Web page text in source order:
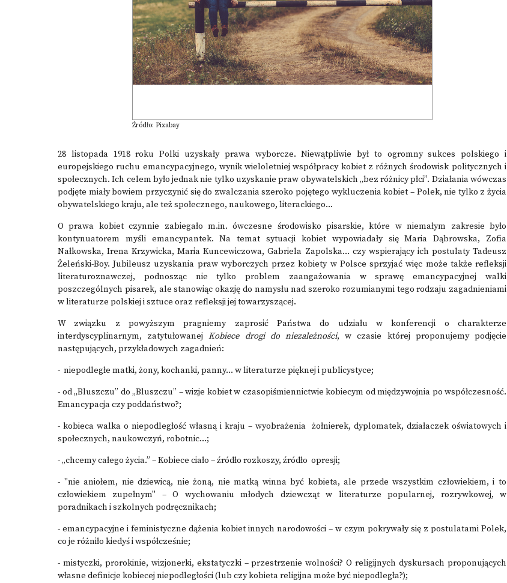
Źródło: Pixabay
28 listopada 1918 roku Polki uzyskały prawa wyborcze. Niewątpliwie był to ogromny sukces polskiego i
europejskiego ruchu emancypacyjnego, wynik wieloletniej współpracy kobiet z różnych środowisk politycznych i
społecznych. Ich celem było jednak nie tylko uzyskanie praw obywatelskich „bez różnicy płci”. Działania wówczas
podjęte miały bowiem przyczynić się do zwalczania szeroko pojętego wykluczenia kobiet – Polek, nie tylko z życia
obywatelskiego kraju, ale też społecznego, naukowego, literackiego...
O prawa kobiet czynnie zabiegało m.in. ówczesne środowisko pisarskie, które w niemałym zakresie było
kontynuatorem myśli emancypantek. Na temat sytuacji kobiet wypowiadały się Maria Dąbrowska, Zofia
Nałkowska, Irena Krzywicka, Maria Kuncewiczowa, Gabriela Zapolska… czy wspierający ich postulaty Tadeusz
Żeleński-Boy. Jubileusz uzyskania praw wyborczych przez kobiety w Polsce sprzyjać więc może także refleksji
literaturoznawczej, podnosząc nie tylko problem zaangażowania w sprawę emancypacyjnej walki
poszczególnych pisarek, ale stanowiąc okazję do namysłu nad szeroko rozumianymi tego rodzaju zagadnieniami
w literaturze polskiej i sztuce oraz refleksji jej towarzyszącej.
W związku z powyższym pragniemy zaprosić Państwa do udziału w konferencji o charakterze
interdyscyplinarnym, zatytułowanejKobiece drogi do niezależności, w czasie której proponujemy podjęcie
następujących, przykładowych zagadnień:
- niepodległe matki, żony, kochanki, panny… w literaturze pięknej i publicystyce;
- od „Bluszczu” do „Bluszczu” – wizje kobiet w czasopiśmiennictwie kobiecym od międzywojnia po współczesność.
Emancypacja czy poddaństwo?;
- kobieca walka o niepodległość własną i kraju – wyobrażenia żołnierek, dyplomatek, działaczek oświatowych i
społecznych, naukowczyń, robotnic…;
- „chcemy całego życia.” – Kobiece ciało – źródło rozkoszy, źródło opresji;
- "nie aniołem, nie dziewicą, nie żoną, nie matką winna być kobieta, ale przede wszystkim człowiekiem, i to
człowiekiem zupełnym" – O wychowaniu młodych dziewcząt w literaturze popularnej, rozrywkowej, w
poradnikach i szkolnych podręcznikach;
- emancypacyjne i feministyczne dążenia kobiet innych narodowości – w czym pokrywały się z postulatami Polek,
co je różniło kiedyś i współcześnie;
- mistyczki, prorokinie, wizjonerki, ekstatyczki – przestrzenie wolności? O religijnych dyskursach proponujących
własne definicje kobiecej niepodległości (lub czy kobieta religijna może być niepodległa?);